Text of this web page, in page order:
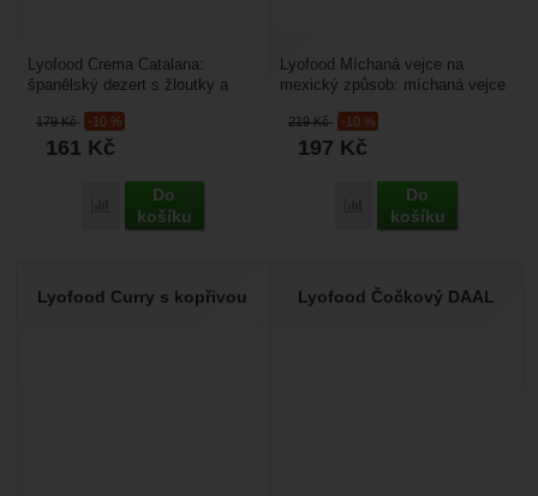
179Kč -10 %
161 Kč
Přidat 'Lyofood Crema Catalana' k porovnání
Do
košíku
Lyofood Crema Catalana:
španělský dezert s žloutky a
pomerančovou kůrou a
skořicí.Pokrm...
219Kč -10 %
197 Kč
Přidat 'Lyofood
Do
košíku
Lyofood Míchaná vejce na
mexický způsob: míchaná vejce
fazolemi, sýrem...
Lyofood Curry s kopřivou Lyofood Čočkový DAAL